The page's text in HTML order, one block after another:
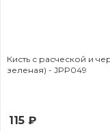
Кисть с расческой и
зеленая) - JPP049
115 ₽